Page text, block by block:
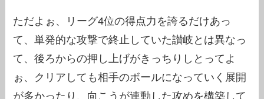
ただよぉ、リーグ4位の得点力を誇るだけあっ
て、単発的な攻撃で終止していた讃岐とは異なっ
て、後ろからの押し上げがきっちりしとってよ
ぉ、クリアしても相手のボールになっていく展開
が多かったり、向こうが連動した攻めを構築して